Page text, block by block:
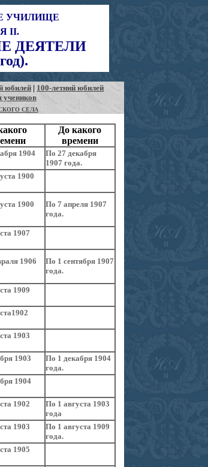
УЧИЛИЩЕ
II.
ДЕЯТЕЛИ
юбилей |100-летний юбилей
учеников
СЕЛА
До какого
времени
1904
По 27 декабря
1907 года.
1900
1900
По 7 апреля 1907
года.
1907
1906
По 1 сентября 1907
года.
1909
1903
1903
По 1 декабря 1904
года.
1904
1902
По 1 августа 1903
года
1903
По 1 августа 1909
года.
1905